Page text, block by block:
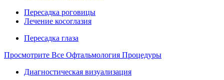
Пересадка роговицы
Лечение косоглазия
Пересадка глаза
Просмотрите Все Офтальмология Процедуры
Диагностическая визуализация